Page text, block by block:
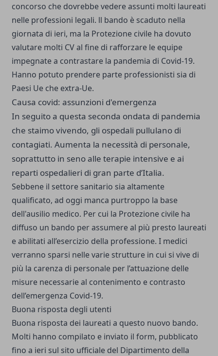
concorso che dovrebbe vedere assunti molti laureati
nelle professioni legali. ll bando è scaduto nella
giornata di ieri, ma la Protezione civile ha dovuto
valutare molti CV al fine di rafforzare le equipe
impegnate a contrastare la pandemia di Covid-19.
Hanno potuto prendere parte professionisti sia di
Paesi Ue che extra-Ue.
Causa covid: assunzioni d'emergenza
In seguito a questa seconda ondata di pandemia
che staimo vivendo, gli ospedali pullulano di
contagiati. Aumenta la necessità di personale,
soprattutto in seno alle terapie intensive e ai
reparti ospedalieri di gran parte d’Italia.
Sebbene il settore sanitario sia altamente
qualificato, ad oggi manca purtroppo la base
dell'ausilio medico. Per cui la Protezione civile ha
diffuso un bando per assumere al più presto laureati
e abilitati all’esercizio della professione. I medici
verranno sparsi nelle varie strutture in cui si vive di
più la carenza di personale per l’attuazione delle
misure necessarie al contenimento e contrasto
dell’emergenza Covid-19.
Buona risposta degli utenti
Buona risposta dei laureati a questo nuovo bando.
Molti hanno compilato e inviato il form, pubblicato
fino a ieri sul sito ufficiale del Dipartimento della